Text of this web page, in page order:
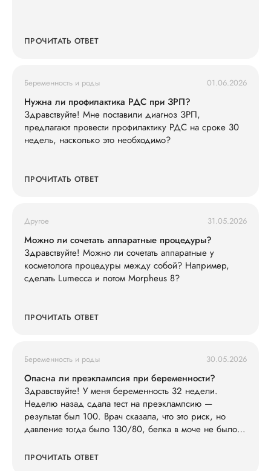
ПРОЧИТАТЬ ОТВЕТ
Беременность и роды 01.06.2026
Нужна ли профилактика РДС при ЗРП?
Здравствуйте! Мне поставили диагноз ЗРП,
предлагают провести профилактику РДС на сроке 30
недель, насколько это необходимо?
ПРОЧИТАТЬ ОТВЕТ
Другое 31.05.2026
Можно ли сочетать аппаратные процедуры?
Здравствуйте! Можно ли сочетать аппаратные у
косметолога процедуры между собой? Например,
сделать Lumecca и потом Morpheus 8?
ПРОЧИТАТЬ ОТВЕТ
Беременность и роды 30.05.2026
Опасна ли преэклампсия при беременности?
Здравствуйте! У меня беременность 32 недели.
Неделю назад сдала тест на преэклампсию —
результат был 100. Врач сказала, что это риск, но
давление тогда было 130/80, белка в моче не было.
жмут), голова побаливает, но терпимо, давление дома
ПРОЧИТАТЬ ОТВЕТ